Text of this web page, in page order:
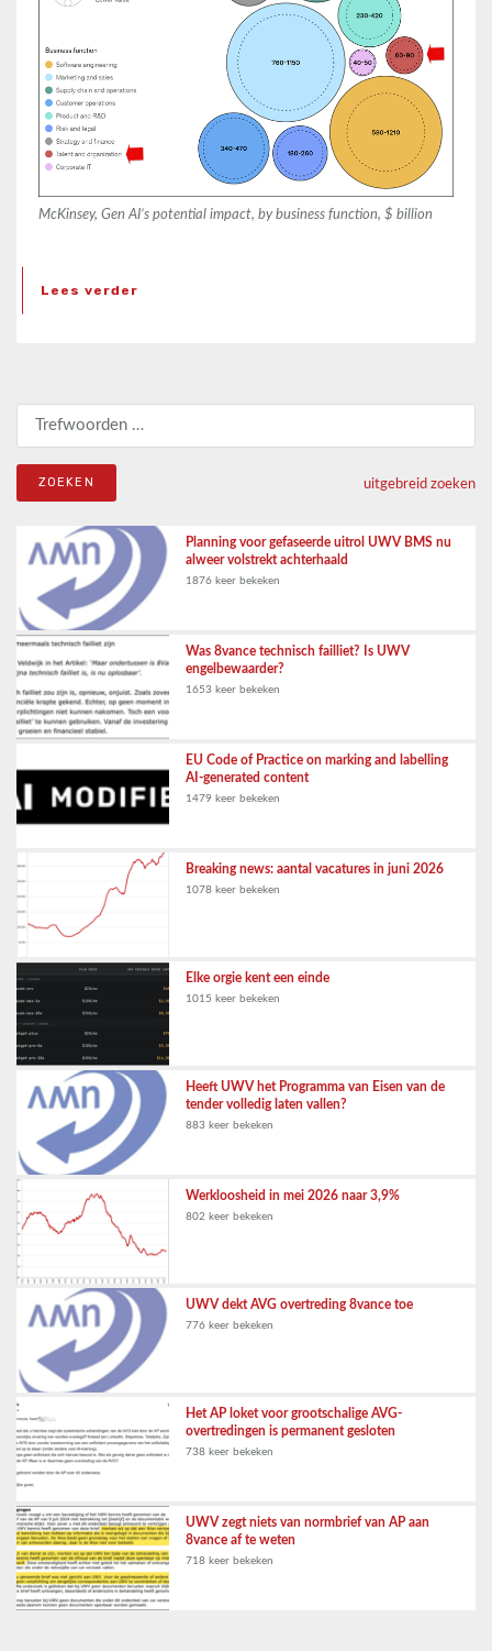
McKinsey, Gen AI’s potential impact, by business function, $ billion
Lees verder
uitgebreid zoeken
Planning voor gefaseerde uitrol UWV BMS nu
alweer volstrekt achterhaald
1876 keer bekeken
Was 8vance technisch failliet? Is UWV
engelbewaarder?
1653 keer bekeken
EU Code of Practice on marking and labelling
AI-generated content
1479 keer bekeken
Breaking news: aantal vacatures in juni 2026
1078 keer bekeken
Elke orgie kent een einde
1015 keer bekeken
Heeft UWV het Programma van Eisen van de
tender volledig laten vallen?
883 keer bekeken
Werkloosheid in mei 2026 naar 3,9%
802 keer bekeken
UWV dekt AVG overtreding 8vance toe
776 keer bekeken
Het AP loket voor grootschalige AVG-
overtredingen is permanent gesloten
738 keer bekeken
UWV zegt niets van normbrief van AP aan
8vance af te weten
718 keer bekeken